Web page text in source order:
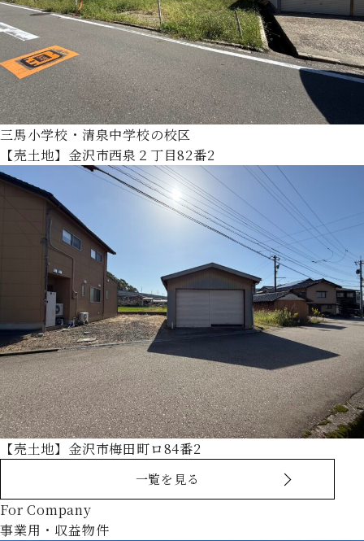
三馬小学校・清泉中学校の校区
【売土地】金沢市西泉２丁目82番2
【売土地】金沢市梅田町ロ84番2
一覧を見る
For Company
事業用・収益物件